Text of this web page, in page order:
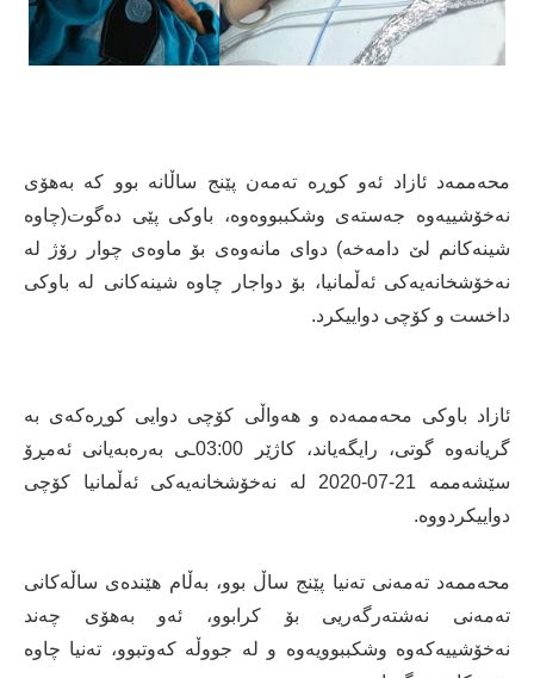
محەممەد ئازاد ئەو کوڕە تەمەن پێنج ساڵانە بوو کە بەهۆی
نەخۆشییەوە جەستەی وشکببووەوە، باوکی پێی دەگوت(چاوە
شینەكانم لێ دامەخە) دوای مانەوەی بۆ ماوەی چوار رۆژ لە
نەخۆشخانەیەکی ئەڵمانیا، بۆ دواجار چاوە شینەکانی لە باوکی
داخست و کۆچی دواییکرد.
ئازاد باوکی محەممەدە و هەواڵی کۆچی دوایی کوڕەکەی بە
گریانەوە گوتی، رایگەیاند، کاژێر 03:00ـی بەرەبەیانی ئەمڕۆ
سێشەممە 21-07-2020 لە نەخۆشخانەیەکی ئەڵمانیا کۆچی
دواییکردووە.
محەممەد تەمەنی تەنیا پێنج ساڵ بوو، بەڵام هێندەی ساڵەکانی
تەمەنی نەشتەرگەریی بۆ کرابوو، ئەو بەهۆی چەند
نەخۆشییەکەوە وشکببوویەوە و لە جووڵە کەوتبوو، تەنیا چاوە